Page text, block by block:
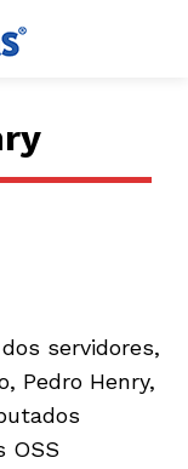
servidores,
Pedro Henry,
OSS